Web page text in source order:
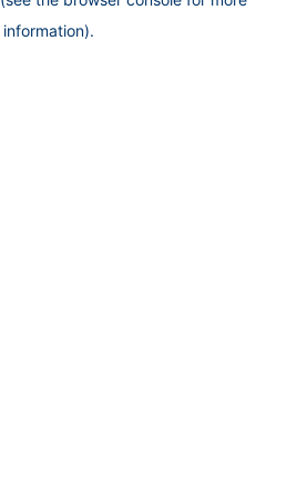
information).